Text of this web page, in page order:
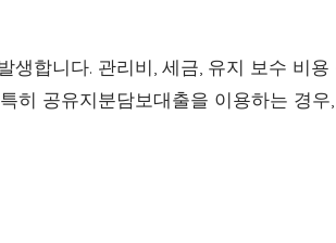
생합니다. 관리비, 세금, 유지 보수 비
히 공유지분담보대출을 이용하는 경